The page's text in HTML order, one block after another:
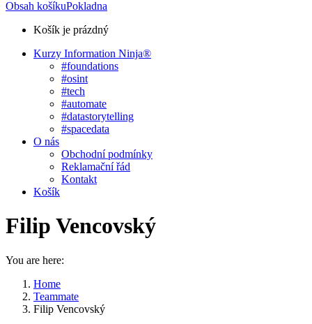
Obsah košíkuPokladna
Košík je prázdný
Kurzy Information Ninja®
#foundations
#osint
#tech
#automate
#datastorytelling
#spacedata
O nás
Obchodní podmínky
Reklamační řád
Kontakt
Košík
Filip Vencovský
You are here:
Home
Teammate
Filip Vencovský